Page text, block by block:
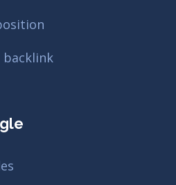
backlink